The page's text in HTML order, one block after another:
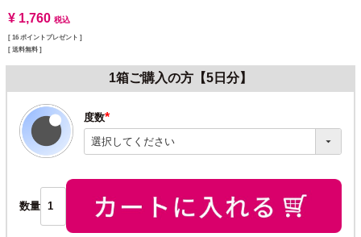
¥ 1,760 税込
[ 16 ポイントプレゼント ]
送料無料
1箱ご購入の方【5日分】
度数
(必
須)
数量